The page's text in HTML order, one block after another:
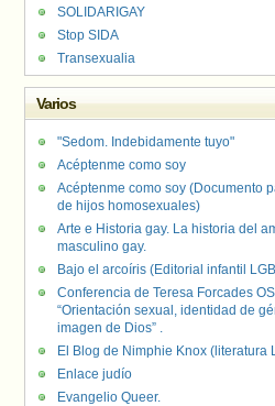
SOLIDARIGAY
Stop SIDA
Transexualia
Varios
"Sedom. Indebidamente tuyo"
Acéptenme como soy
Acéptenme como soy (Documento
de hijos homosexuales)
Arte e Historia gay. La historia del
masculino gay.
Bajo el arcoíris (Editorial infantil
Conferencia de Teresa Forcades
“Orientación sexual, identidad de
imagen de Dios” .
El Blog de Nimphie Knox (literatura
Enlace judío
Evangelio Queer.